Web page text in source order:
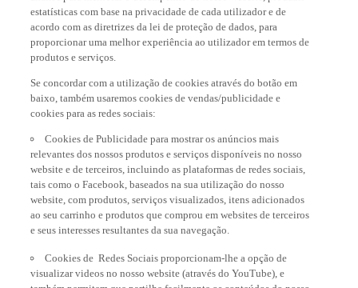
estatísticas com base na privacidade de cada utilizador e de
acordo com as diretrizes da lei de proteção de dados, para
proporcionar uma melhor experiência ao utilizador em termos de
produtos e serviços.
Se concordar com a utilização de cookies através do botão em
baixo, também usaremos cookies de vendas/publicidade e
cookies para as redes sociais:
Cookies de Publicidade para mostrar os anúncios mais
relevantes dos nossos produtos e serviços disponíveis no nosso
website e de terceiros, incluindo as plataformas de redes sociais,
tais como o Facebook, baseados na sua utilização do nosso
website, com produtos, serviços visualizados, itens adicionados
ao seu carrinho e produtos que comprou em websites de terceiros
e seus interesses resultantes da sua navegação.
Cookies de Redes Sociais proporcionam-lhe a opção de
visualizar videos no nosso website (através do YouTube), e
também permitem que partilhe facilmente os conteúdos do nosso